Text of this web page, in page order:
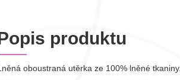
produktu
oboustraná utěrka ze 100% lněné tkaniny.